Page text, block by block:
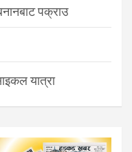
पक्राउ
यात्रा